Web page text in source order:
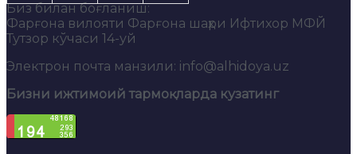
Биз билан боғланиш:
Фарғона вилояти Фарғона шаҳри Ифтихор МФЙ
Тутзор кўчаси 14-уй
Электрон почта манзили: info@alhidoya.uz
Бизни ижтимоий тармоқларда кузатинг